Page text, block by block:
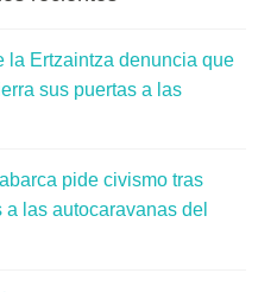
la Ertzaintza denuncia que
sus puertas a las
pide civismo tras
las autocaravanas del